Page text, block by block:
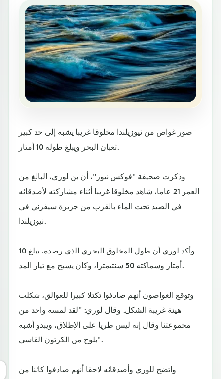
صور غواص من نيوزيلندا مخلوقا غريبا يشبه إلى حد كبير
ثعبان البحر ويبلغ طوله 10 أمتار.
وذكرت صحيفة "فوكس نيوز"، أن بن لوري، البالغ من
العمر 21 عاما، شاهد مخلوقا غريبا أثناء مشاركته لأصدقائه
في الصيد تحت الماء بالقرب من جزيرة سيفرني في
نيوزيلندا.
وأكد لوري أن طول المخلوق البحري الذي رصده، يبلغ 10
أمتار وسماكته 50 سنتيمترا، وكان يسبح مع تيار المد.
وتوقع الغواصون أنهم صادفوا تكتلا كبيرا للعوالق، شكلت
هيئة غريبة الشكل. وقال لوري: "لقد لمسه واحد من
مجموعتنا وقال إنه ليس طريا على الإطلاق، ويبدو أشبه
بلوح من الكرتون القاسي".
واتضح للوري وأصدقائه لاحقا أنهم صادفوا كائنا من